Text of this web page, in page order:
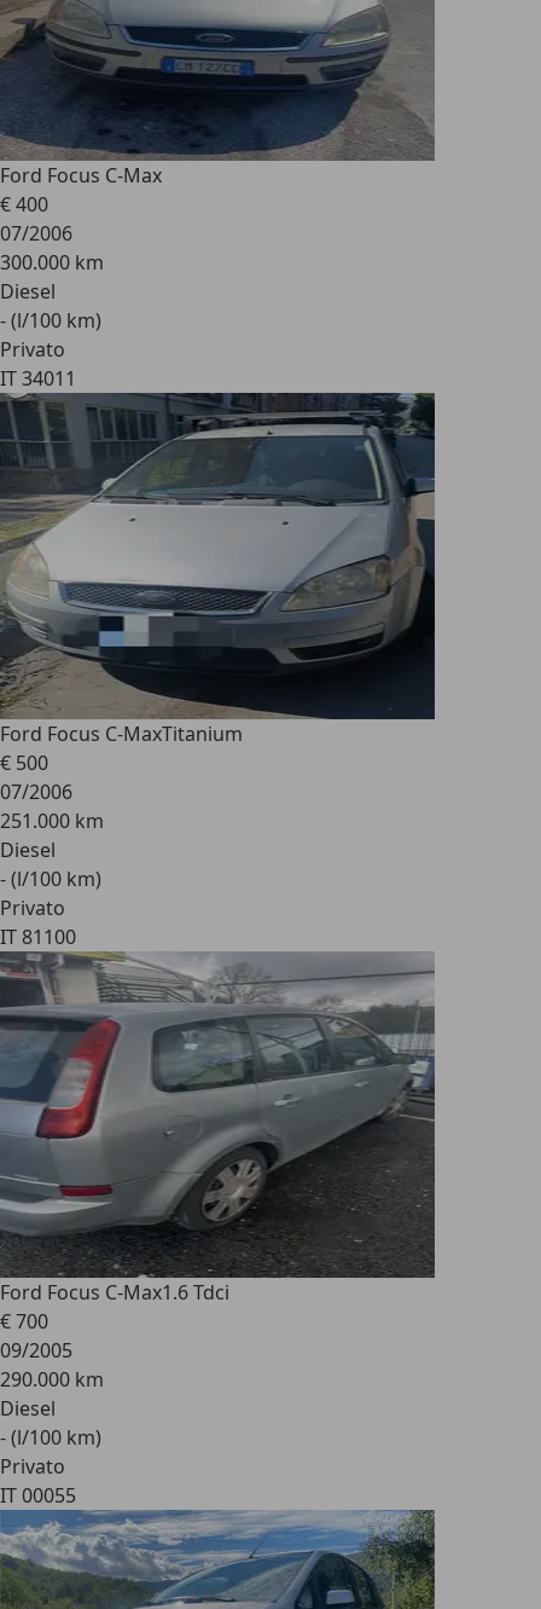
Ford Focus C-Max
€ 400
07/2006
300.000 km
Diesel
- (l/100 km)
Privato
IT 34011
Ford Focus C-MaxTitanium
€ 500
07/2006
251.000 km
Diesel
- (l/100 km)
Privato
IT 81100
Ford Focus C-Max1.6 Tdci
€ 700
09/2005
290.000 km
Diesel
- (l/100 km)
Privato
IT 00055